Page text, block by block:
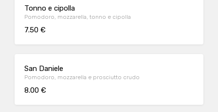
Tonno e cipolla
Pomodoro, mozzarella, tonno e cipolla
7.50 €
San Daniele
Pomodoro, mozzarella e prosciutto crudo
8.00 €